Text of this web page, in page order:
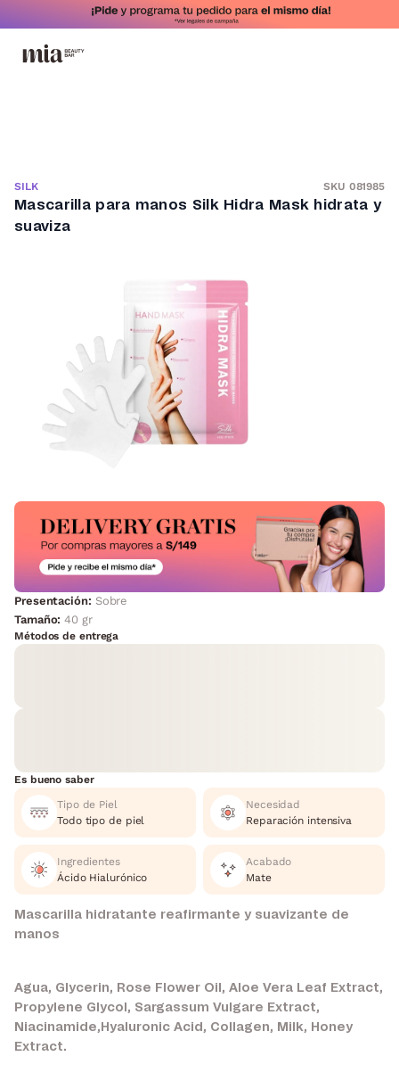
SILK SKU 081985
Mascarilla para manos Silk Hidra Mask hidrata y
suaviza
Presentación: Sobre
Tamaño:40 gr
Métodos de entrega
Es bueno saber
Tipo de Piel
Todo tipo de piel
Necesidad
Reparación intensiva
Ingredientes
Ácido Hialurónico
Acabado
Mate
Mascarilla hidratante reafirmante y suavizante de
manos
Agua, Glycerin, Rose Flower Oil, Aloe Vera Leaf Extract,
Propylene Glycol, Sargassum Vulgare Extract,
Niacinamide,Hyaluronic Acid, Collagen, Milk, Honey
Extract.